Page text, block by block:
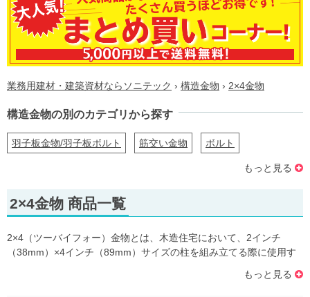
業務用建材・建築資材ならソニテック › 構造金物 › 2×4金物
構造金物の別のカテゴリから探す
羽子板金物/羽子板ボルト 筋交い金物 ボルト
火打ち金物 かど金物・山形プレート
大引き・梁受け金物 リフォーム金物・耐震補強金具
もっと見る
2×4金物 商品一覧
2×4（ツーバイフォー）金物とは、木造住宅において、2インチ
（38mm）×4インチ（89mm）サイズの柱を組み立てる際に使用す
もっと見る